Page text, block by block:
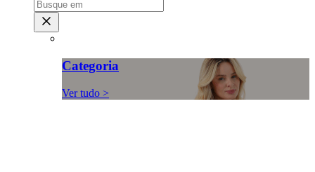
Categoria
Ver tudo >